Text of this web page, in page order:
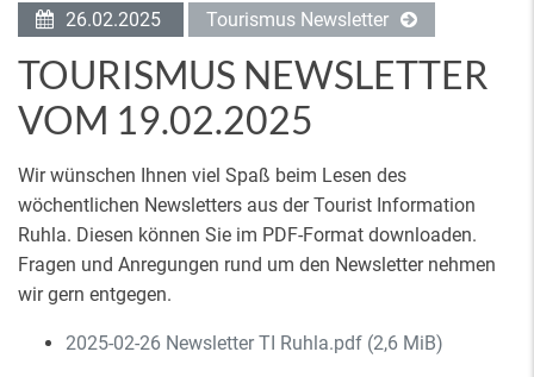
26.02.2025 Tourismus Newsletter
TOURISMUS NEWSLETTER
VOM 19.02.2025
Wir wünschen Ihnen viel Spaß beim Lesen des
wöchentlichen Newsletters aus der Tourist Information
Ruhla. Diesen können Sie im PDF-Format downloaden.
Fragen und Anregungen rund um den Newsletter nehmen
wir gern entgegen.
2025-02-26 Newsletter TI Ruhla.pdf (2,6 MiB)